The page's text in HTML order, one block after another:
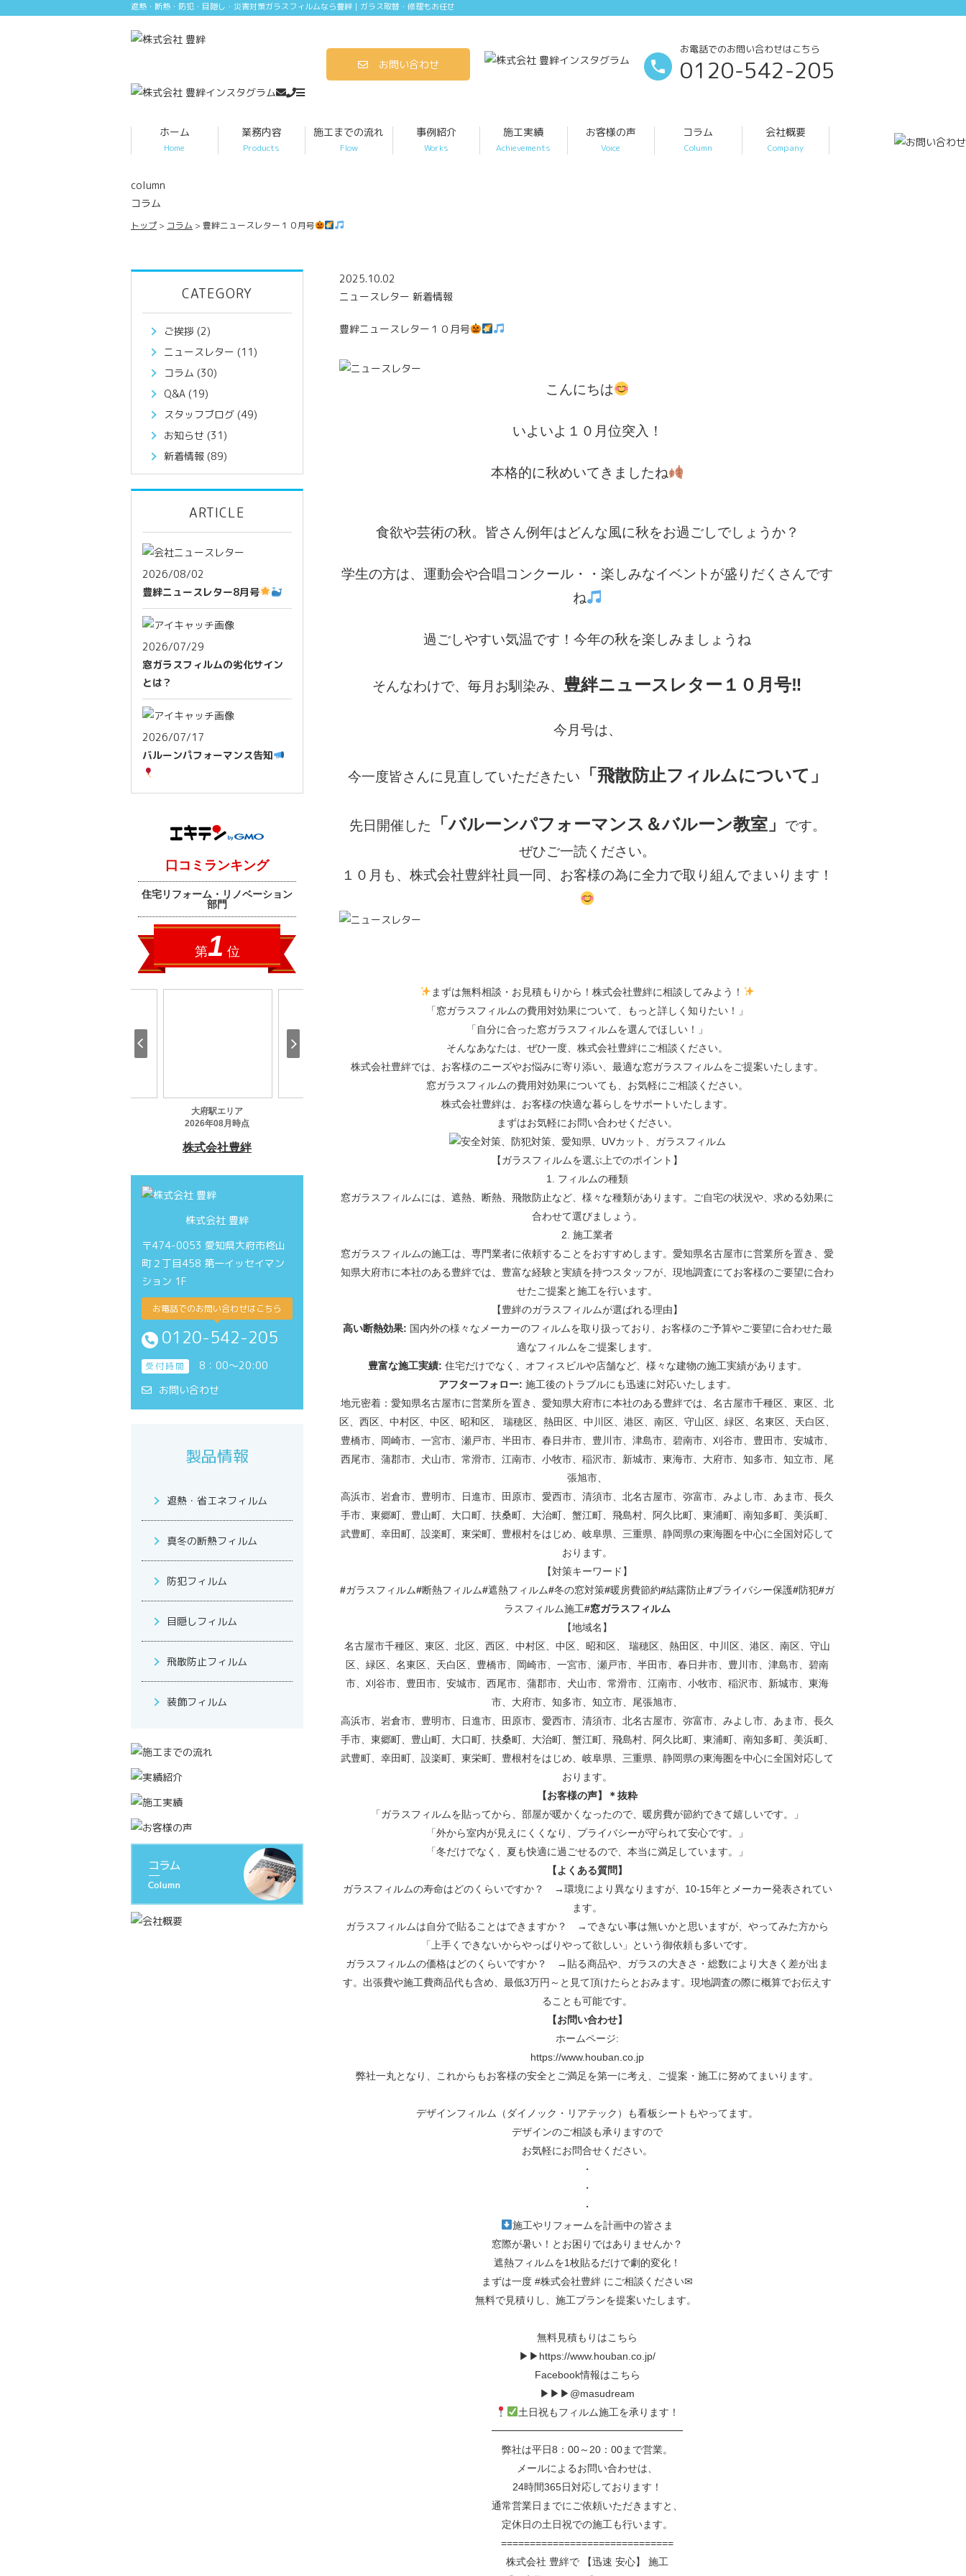
遮熱・断熱・防犯・目隠し・災害対策ガラスフィルムなら豊絆｜ガラス取替・修理もお任せ
お問い合わせ
お電話でのお問い合わせはこちら
0120-542-205
ホーム
Home
業務内容
Products
施工までの流れ
Flow
事例紹介
Works
施工実績
Achievements
お客様の声
Voice
コラム
Column
会社概要
Company
column
コラム
トップ コラム 豊絆ニュースレター１０月号
2025.10.02
ニュースレター 新着情報
豊絆ニュースレター１０月号
こんにちは
いよいよ１０月位突入！
本格的に秋めいてきましたね
食欲や芸術の秋。皆さん例年はどんな風に秋をお過ごしでしょうか？
学生の方は、運動会や合唱コンクール・・楽しみなイベントが盛りだくさんです
ね
過ごしやすい気温です！今年の秋を楽しみましょうね
そんなわけで、毎月お馴染み、 豊絆ニュースレター１０月号‼
今月号は、
今一度皆さんに見直していただきたい 「飛散防止フィルムについて」
先日開催した 「バルーンパフォーマンス＆バルーン教室」
です。
ぜひご一読ください。
１０月も、株式会社豊絆社員一同、お客様の為に全力で取り組んでまいります！
まずは無料相談・お見積もりから！株式会社豊絆に相談してみよう！
「窓ガラスフィルムの費用対効果について、もっと詳しく知りたい！」
「自分に合った窓ガラスフィルムを選んでほしい！」
そんなあなたは、ぜひ一度、株式会社豊絆にご相談ください。
株式会社豊絆では、お客様のニーズやお悩みに寄り添い、最適な窓ガラスフィルムをご提案いたします。
窓ガラスフィルムの費用対効果についても、お気軽にご相談ください。
株式会社豊絆は、お客様の快適な暮らしをサポートいたします。
まずはお気軽にお問い合わせください。
【ガラスフィルムを選ぶ上でのポイント】
1. フィルムの種類
窓ガラスフィルムには、遮熱、断熱、飛散防止など、様々な種類があります。ご自宅の状況や、求める効果に
合わせて選びましょう。
2. 施工業者
窓ガラスフィルムの施工は、専門業者に依頼することをおすすめします。愛知県名古屋市に営業所を置き、愛
知県大府市に本社のある豊絆では、豊富な経験と実績を持つスタッフが、現地調査にてお客様のご要望に合わ
せたご提案と施工を行います。
【豊絆のガラスフィルムが選ばれる理由】
高い断熱効果: 国内外の様々なメーカーのフィルムを取り扱っており、お客様のご予算やご要望に合わせた最
適なフィルムをご提案します。
豊富な施工実績: 住宅だけでなく、オフィスビルや店舗など、様々な建物の施工実績があります。
アフターフォロー: 施工後のトラブルにも迅速に対応いたします。
地元密着：愛知県名古屋市に営業所を置き、愛知県大府市に本社のある豊絆では、名古屋市千種区、東区、北
区、西区、中村区、中区、昭和区、 瑞穂区、熱田区、中川区、港区、南区、守山区、緑区、名東区、天白区、
豊橋市、岡崎市、一宮市、瀬戸市、半田市、春日井市、豊川市、津島市、碧南市、刈谷市、豊田市、安城市、
西尾市、蒲郡市、犬山市、常滑市、江南市、小牧市、稲沢市、新城市、東海市、大府市、知多市、知立市、尾
張旭市、
高浜市、岩倉市、豊明市、日進市、田原市、愛西市、清須市、北名古屋市、弥富市、みよし市、あま市、長久
手市、東郷町、豊山町、大口町、扶桑町、大治町、蟹江町、飛島村、阿久比町、東浦町、南知多町、美浜町、
武豊町、幸田町、設楽町、東栄町、豊根村をはじめ、岐阜県、三重県、静岡県の東海圏を中心に全国対応して
おります。
【対策キーワード】
#ガラスフィルム#断熱フィルム#遮熱フィルム#冬の窓対策#暖房費節約#結露防止#プライバシー保護#防犯#ガ
ラスフィルム施工#窓ガラスフィルム
【地域名】
名古屋市千種区、東区、北区、西区、中村区、中区、昭和区、 瑞穂区、熱田区、中川区、港区、南区、守山
区、緑区、名東区、天白区、豊橋市、岡崎市、一宮市、瀬戸市、半田市、春日井市、豊川市、津島市、碧南
市、刈谷市、豊田市、安城市、西尾市、蒲郡市、犬山市、常滑市、江南市、小牧市、稲沢市、新城市、東海
市、大府市、知多市、知立市、尾張旭市、
高浜市、岩倉市、豊明市、日進市、田原市、愛西市、清須市、北名古屋市、弥富市、みよし市、あま市、長久
手市、東郷町、豊山町、大口町、扶桑町、大治町、蟹江町、飛島村、阿久比町、東浦町、南知多町、美浜町、
武豊町、幸田町、設楽町、東栄町、豊根村をはじめ、岐阜県、三重県、静岡県の東海圏を中心に全国対応して
おります。
【お客様の声】＊抜粋
「ガラスフィルムを貼ってから、部屋が暖かくなったので、暖房費が節約できて嬉しいです。」
「外から室内が見えにくくなり、プライバシーが守られて安心です。」
「冬だけでなく、夏も快適に過ごせるので、本当に満足しています。」
【よくある質問】
ガラスフィルムの寿命はどのくらいですか？ →環境により異なりますが、10-15年とメーカー発表されてい
ます。
ガラスフィルムは自分で貼ることはできますか？ →できない事は無いかと思いますが、やってみた方から
「上手くできないからやっぱりやって欲しい」という御依頼も多いです。
ガラスフィルムの価格はどのくらいですか？ →貼る商品や、ガラスの大きさ・総数により大きく差が出ま
す。出張費や施工費商品代も含め、最低3万円～と見て頂けたらとおみます。現地調査の際に概算でお伝えす
ることも可能です。
【お問い合わせ】
ホームページ:
https://www.houban.co.jp
弊社一丸となり、これからもお客様の安全とご満足を第一に考え、ご提案・施工に努めてまいります。
デザインフィルム（ダイノック・リアテック）も看板シートもやってます。
デザインのご相談も承りますので
お気軽にお問合せください。
・
・
・⁡
施工やリフォームを計画中の皆さま
窓際が暑い！とお困りではありませんか？
遮熱フィルムを1枚貼るだけで劇的変化！
まずは一度 #株式会社豊絆 に⁡ご相談ください✉
無料で見積りし、施工プランを提案いたします。 ⁡
無料見積もりはこちら
▶▶https://www.houban.co.jp/
Facebook情報はこちら
▶▶▶@masudream
土日祝もフィルム施工を承ります！
━━━━━━━━━━━━━━━━━━━
弊社は平日8：00～20：00まで営業。
メールによるお問い合わせは、
24時間365日対応しております！
通常営業日までにご依頼いただきますと、
定休日の土日祝での施工も行います。
==============================
株式会社 豊絆で 【迅速 安心】 施工
CATEGORY
ご挨拶 (2)
ニュースレター (11)
コラム (30)
Q&A (19)
スタッフブログ (49)
お知らせ (31)
新着情報 (89)
ARTICLE
2026/08/02
豊絆ニュースレター8月号
2026/07/29
窓ガラスフィルムの劣化サイン
とは？
2026/07/17
バルーンパフォーマンス告知
株式会社 豊絆
〒474-0053 愛知県大府市柊山
町２丁目458 第一イッセイマン
ション 1F
お電話でのお問い合わせはこちら
0120-542-205
受付時間
8：00～20:00
お問い合わせ
製品情報
遮熱・省エネフィルム
真冬の断熱フィルム
防犯フィルム
目隠しフィルム
飛散防止フィルム
装飾フィルム